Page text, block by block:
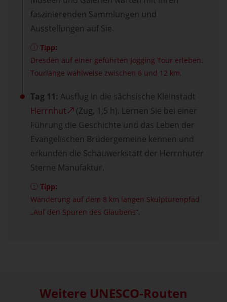
faszinierenden Sammlungen und
Ausstellungen auf Sie.
Tipp:
Dresden auf einer geführten Jogging Tour erleben.
Tourlänge wahlweise zwischen 6 und 12 km.
Tag 11: Ausflug in die sächsische Kleinstadt
Herrnhut
(Zug, 1,5 h). Lernen Sie bei einer
Führung die Geschichte und das Leben der
Evangelischen Brüdergemeine kennen und
erkunden die Schauwerkstatt der Herrnhuter
Sterne Manufaktur.
Tipp:
Wanderung auf dem 8 km langen Skulpturenpfad
„Auf den Spuren des Glaubens“.
Weitere UNESCO-Routen